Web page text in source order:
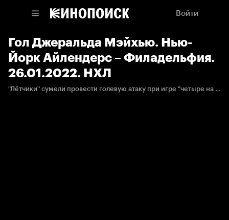
Войти
Гол Джеральда Мэйхью. Нью-
Йорк Айлендерс – Филадельфия.
26.01.2022. НХЛ
"Лётчики" сумели провести голевую атаку при игре "четыре на четыре".